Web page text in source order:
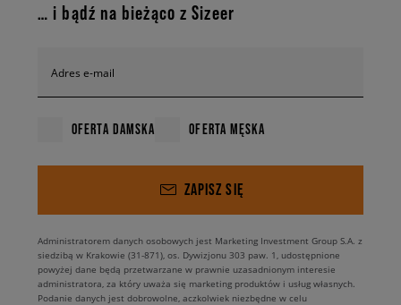
… i bądź na bieżąco z Sizeer
Adres e-mail
OFERTA DAMSKA OFERTA MĘSKA
ZAPISZ SIĘ
Administratorem danych osobowych jest Marketing Investment Group S.A. z
siedzibą w Krakowie (31-871), os. Dywizjonu 303 paw. 1, udostępnione
powyżej dane będą przetwarzane w prawnie uzasadnionym interesie
administratora, za który uważa się marketing produktów i usług własnych.
Podanie danych jest dobrowolne, aczkolwiek niezbędne w celu